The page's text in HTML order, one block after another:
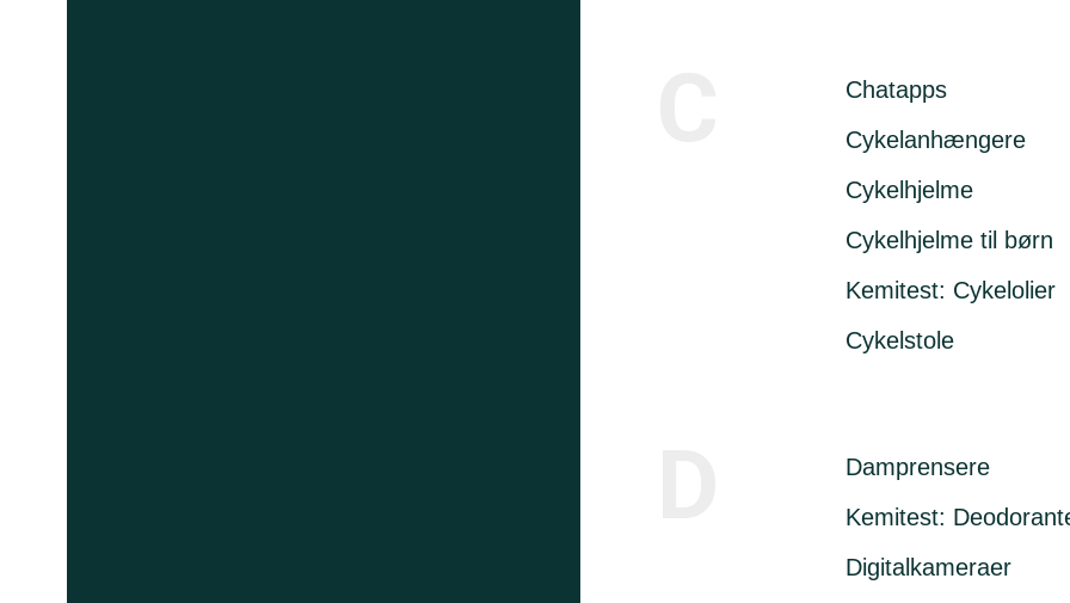
Chatapps
Cykelanhængere
Cykelhjelme
Cykelhjelme til børn
Kemitest: Cykelolier
Cykelstole
Damprensere
Kemitest:
Digitalkameraer